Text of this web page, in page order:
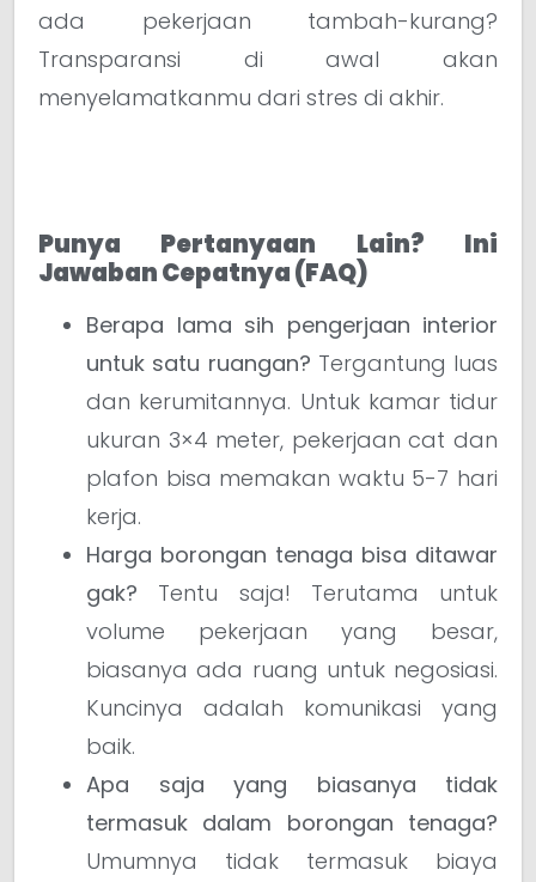
ada pekerjaan tambah-kurang?
Transparansi di awal akan
menyelamatkanmu dari stres di akhir.
Punya Pertanyaan Lain? Ini
Jawaban Cepatnya (FAQ)
Berapa lama sih pengerjaan interior
untuk satu ruangan? Tergantung luas
dan kerumitannya. Untuk kamar tidur
ukuran 3×4 meter, pekerjaan cat dan
plafon bisa memakan waktu 5-7 hari
kerja.
Harga borongan tenaga bisa ditawar
gak? Tentu saja! Terutama untuk
volume pekerjaan yang besar,
biasanya ada ruang untuk negosiasi.
Kuncinya adalah komunikasi yang
baik.
Apa saja yang biasanya tidak
termasuk dalam borongan tenaga?
Umumnya tidak termasuk biaya